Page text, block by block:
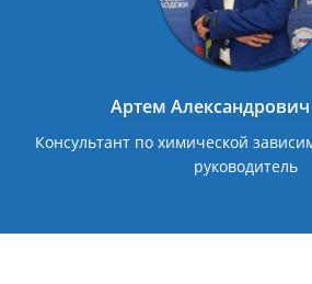
Артем
Консультант по химической
руководитель